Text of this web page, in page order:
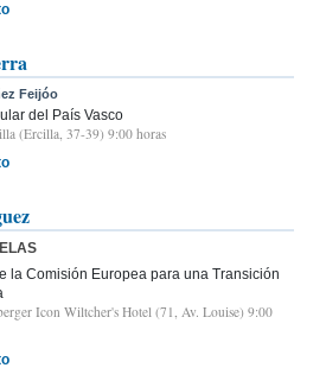
Feijóo
del País Vasco
(Ercilla, 37-39) 9:00 horas
la Comisión Europea para una Transición
Icon Wiltcher's Hotel (71, Av. Louise) 9:00